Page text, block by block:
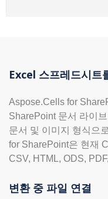
Excel 스프레드시트
Aspose.Cells for
SharePoint 문서 라이
문서 및 이미지 형식으
for SharePoint은 현재
CSV, HTML, ODS,
변환 중 파일 연결